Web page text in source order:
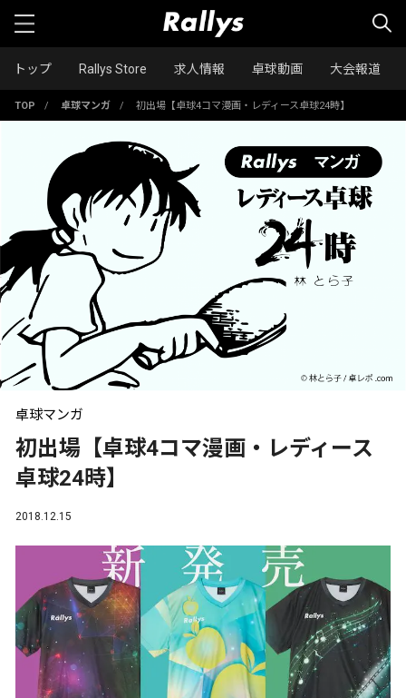
トップ Rallys Store 求人情報 卓球動画 大会報道
TOP / 卓球マンガ / 初出場【卓球4コマ漫画・レディース卓球24時】
卓球マンガ
初出場【卓球4コマ漫画・レディース
卓球24時】
2018.12.15